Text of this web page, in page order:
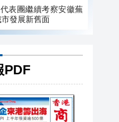
此深表遺憾
表團繼續考察安徽蕪
發展新舊面
PDF